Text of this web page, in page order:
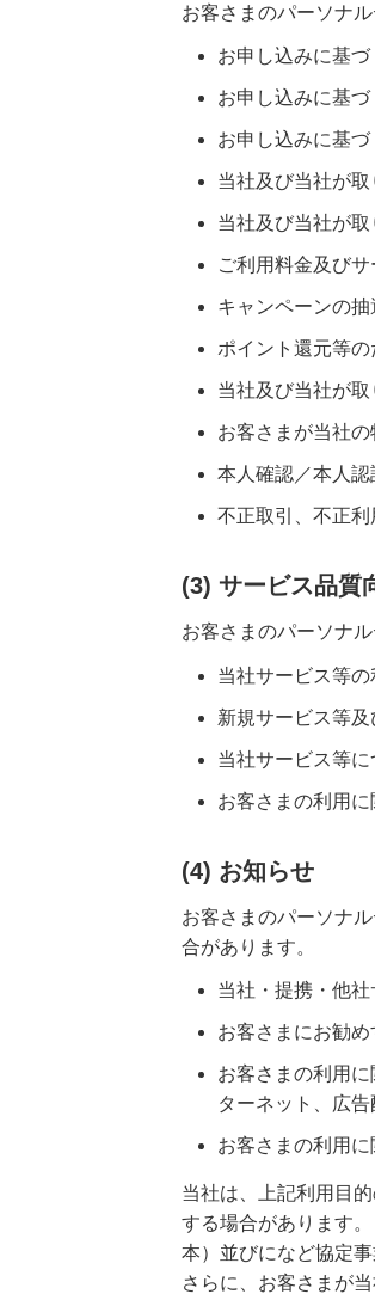
お客さまのパーソナ
お申し込みに基
お申し込みに基
お申し込みに基
当社及び当社が
当社及び当社が
ご利用料金及び
キャンペーンの
ポイント還元等
当社及び当社が
お客さまが当社
本人確認／本人認
不正取引、不正
(3) サービス品質
お客さまのパーソナ
当社サービス等
新規サービス等
当社サービス等
お客さまの利用
(4) お知らせ
お客さまのパーソナ
合があります。
当社・提携・他
お客さまにお勧
お客さまの利用
ターネット、広告
お客さまの利用
当社は、上記利用目
する場合があります
本）並びになど協定
さらに、お客さまが